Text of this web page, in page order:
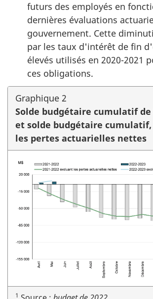
futurs des employés en
dernières évaluations
gouvernement. Cette
par les taux d'intérêt de fin
élevés utilisés en 2020-2021
ces obligations.
Graphique 2
Solde budgétaire cumulatif
et solde budgétaire
les pertes actuarielles nettes
1